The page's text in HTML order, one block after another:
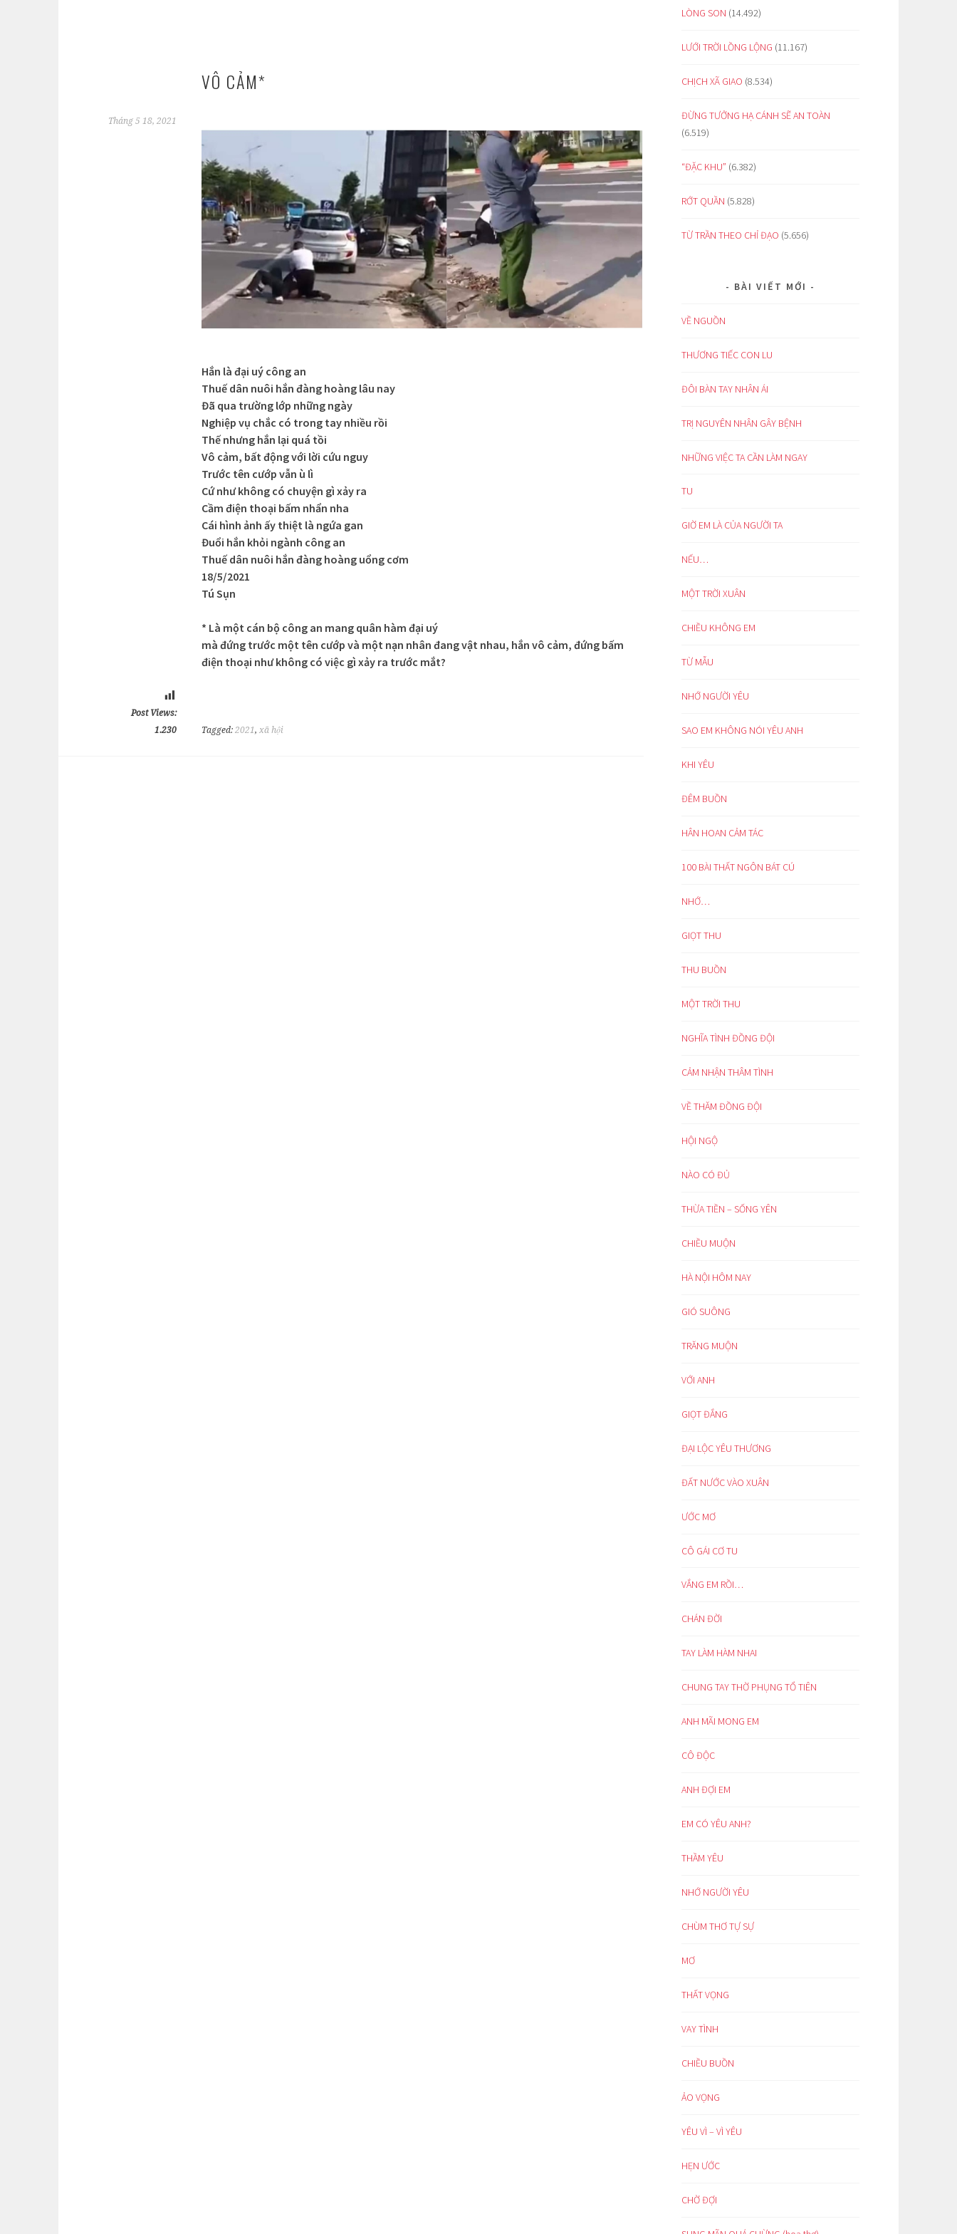
VÔ CẢM*
Tháng 5 18, 2021
Hắn là đại uý công an
Thuế dân nuôi hắn đàng hoàng lâu nay
Đã qua trường lớp những ngày
Nghiệp vụ chắc có trong tay nhiều rồi
Thế nhưng hắn lại quá tồi
Vô cảm, bất động với lời cứu nguy
Trước tên cướp vẫn ù lì
Cứ như không có chuyện gì xảy ra
Cầm điện thoại bấm nhẩn nha
Cái hình ảnh ấy thiệt là ngứa gan
Đuổi hắn khỏi ngành công an
Thuế dân nuôi hắn đàng hoàng uổng cơm
18/5/2021
Tú Sụn
* Là một cán bộ công an mang quân hàm đại uý
mà đứng trước một tên cướp và một nạn nhân đang vật nhau, hắn vô cảm, đứng bấm
điện thoại như không có việc gì xảy ra trước mắt?
Post Views:
1.230
Tagged: 2021, xã hội
LÒNG SON (14.492)
LƯỚI TRỜI LỒNG LỘNG (11.167)
CHỊCH XÃ GIAO (8.534)
ĐỪNG TƯỞNG HẠ CÁNH SẼ AN TOÀN
(6.519)
“ĐẶC KHU” (6.382)
RỚT QUẦN (5.828)
TỪ TRẦN THEO CHỈ ĐẠO (5.656)
BÀI VIẾT MỚI
VỀ NGUỒN
THƯƠNG TIẾC CON LU
ĐÔI BÀN TAY NHÂN ÁI
TRỊ NGUYÊN NHÂN GÂY BỆNH
NHỮNG VIỆC TA CẦN LÀM NGAY
TU
GIỜ EM LÀ CỦA NGƯỜI TA
NẾU…
MỘT TRỜI XUÂN
CHIỀU KHÔNG EM
TỪ MẪU
NHỚ NGƯỜI YÊU
SAO EM KHÔNG NÓI YÊU ANH
KHI YÊU
ĐÊM BUỒN
HÂN HOAN CẢM TÁC
100 BÀI THẤT NGÔN BÁT CÚ
NHỚ…
GIỌT THU
THU BUỒN
MỘT TRỜI THU
NGHĨA TÌNH ĐỒNG ĐỘI
CẢM NHẬN THÂM TÌNH
VỀ THĂM ĐỒNG ĐỘI
HỘI NGỘ
NÀO CÓ ĐỦ
THỪA TIỀN – SỐNG YÊN
CHIỀU MUỘN
HÀ NỘI HÔM NAY
GIÓ SUÔNG
TRĂNG MUỘN
VỚI ANH
GIỌT ĐẮNG
ĐẠI LỘC YÊU THƯƠNG
ĐẤT NƯỚC VÀO XUÂN
ƯỚC MƠ
CÔ GÁI CƠ TU
VẮNG EM RỒI…
CHÁN ĐỜI
TAY LÀM HÀM NHAI
CHUNG TAY THỜ PHỤNG TỔ TIÊN
ANH MÃI MONG EM
CÔ ĐỘC
ANH ĐỢI EM
EM CÓ YÊU ANH?
THẦM YÊU
NHỚ NGƯỜI YÊU
CHÙM THƠ TỰ SỰ
MƠ
THẤT VỌNG
VAY TÌNH
CHIỀU BUỒN
ẢO VỌNG
YÊU VÌ – VÌ YÊU
HẸN ƯỚC
CHỜ ĐỢI